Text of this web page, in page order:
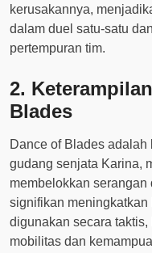
kerusakannya,
dalam duel satu-satu
pertempuran tim.
2.
Blades
Dance of Blades
gudang senjata Karina,
membelokkan
signifikan
digunakan secara
mobilitas dan